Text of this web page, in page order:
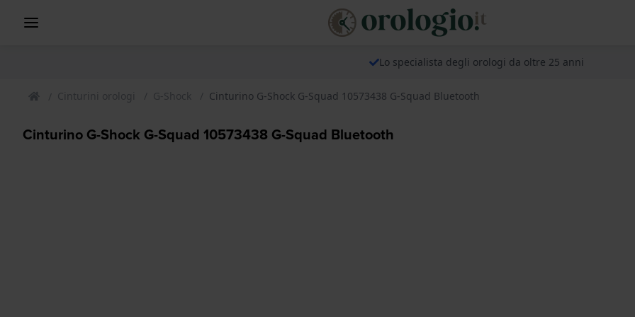
Lo specialista degli orologi da oltre 25 anni
Cinturini orologi G-Shock Cinturino G-Shock G-Squad 10573438 G-Squad Bluetooth
Cinturino G-Shock G-Squad 10573438 G-Squad Bluetooth